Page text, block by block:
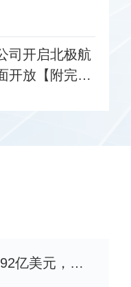
”在第四届中
司开启北极航
开放【附完整
7月我国机电产品出口2592亿美元，同比增长33.9%